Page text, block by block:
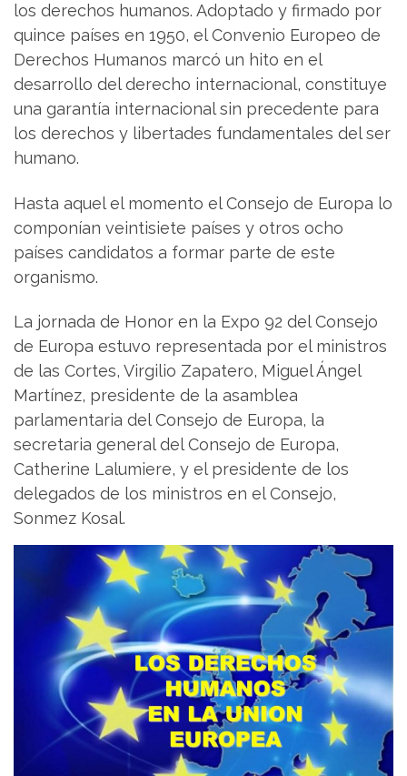
los derechos humanos. Adoptado y firmado por
quince países en 1950, el Convenio Europeo de
Derechos Humanos marcó un hito en el
desarrollo del derecho internacional, constituye
una garantía internacional sin precedente para
los derechos y libertades fundamentales del ser
humano.
Hasta aquel el momento el Consejo de Europa lo
componían veintisiete países y otros ocho
países candidatos a formar parte de este
organismo.
La jornada de Honor en la Expo 92 del Consejo
de Europa estuvo representada por el ministros
de las Cortes, Virgilio Zapatero, Miguel Ángel
Martínez, presidente de la asamblea
parlamentaria del Consejo de Europa, la
secretaria general del Consejo de Europa,
Catherine Lalumiere, y el presidente de los
delegados de los ministros en el Consejo,
Sonmez Kosal.